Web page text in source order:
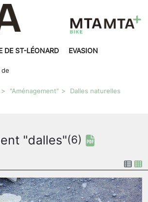
DE ST-LÉONARD EVASION
de
"Aménagement"
Dalles naturelles
"dalles"(6)